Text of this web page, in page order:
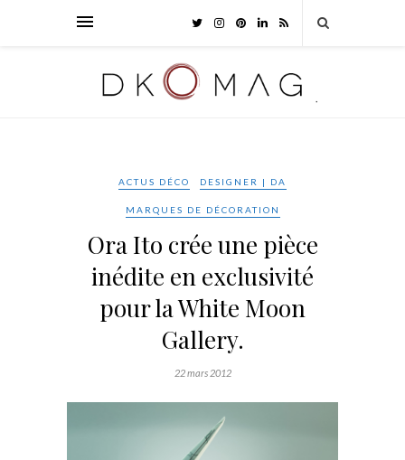
ACTUS DÉCO DESIGNER | DA
MARQUES DE DÉCORATION
Ora Ito crée une pièce
inédite en exclusivité
pour la White Moon
Gallery.
22 mars 2012